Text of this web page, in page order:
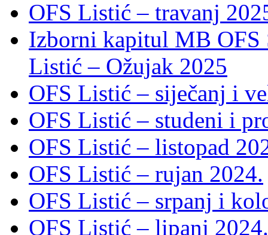
OFS Listić – travanj
Izborni kapitul MB OFS
Listić – Ožujak 2025
OFS Listić – siječanj i
OFS Listić – studeni i
OFS Listić – listopad
OFS Listić – rujan 2024.
OFS Listić – srpanj i
OFS Listić – lipanj 2024.